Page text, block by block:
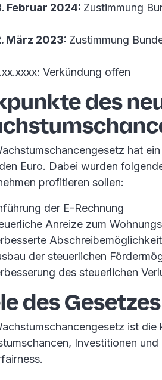
Februar 2024: Zustimmung
März 2023: Zustimmung
Verkündung offen
des
hat
Euro. Dabei wurden
profitieren sollen:
der E-Rechnung
Anreize zum
der steuerlichen
des steuerlichen
des Gesetzes
ist
Investitionen